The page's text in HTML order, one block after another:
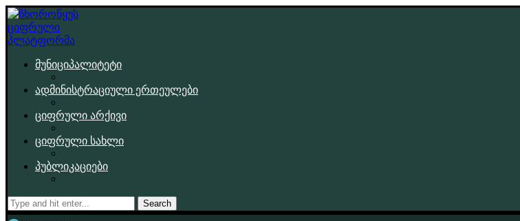
მუნიციპალიტეტი
ადმინისტრაციული ერთეულები
ციფრული არქივი
ციფრული სახლი
პუბლიკაციები
Search